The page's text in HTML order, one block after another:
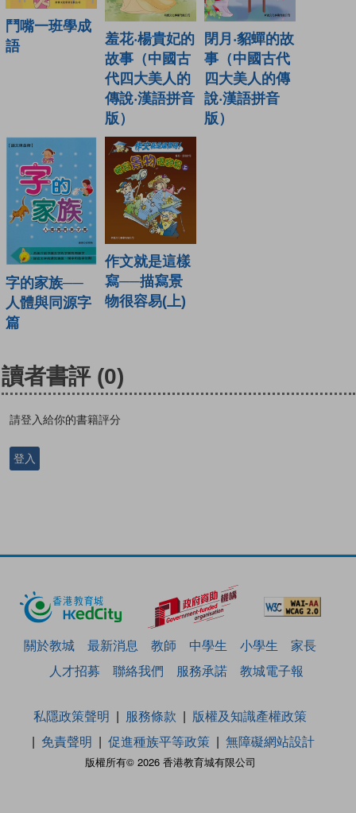
鬥嘴一班學成
語
羞花‧楊貴妃的
故事（中國古
代四大美人的
傳說‧漢語拼音
版）
閉月‧貂蟬的故
事（中國古代
四大美人的傳
說‧漢語拼音
版）
字的家族──
人體與同源字
篇
作文就是這樣
寫──描寫景
物很容易(上)
讀者書評 (0)
請登入給你的書籍評分
登入
關於教城 最新消息 教師 中學生 小學生
家長
人才招募
聯絡我們 服務承諾 教城電子報
版權所有© 2026 香港教育城有限公司
私隱政策聲明 服務條款
版權及知識產權政策
免責聲明
促進種族平等政策 無障礙網站設計